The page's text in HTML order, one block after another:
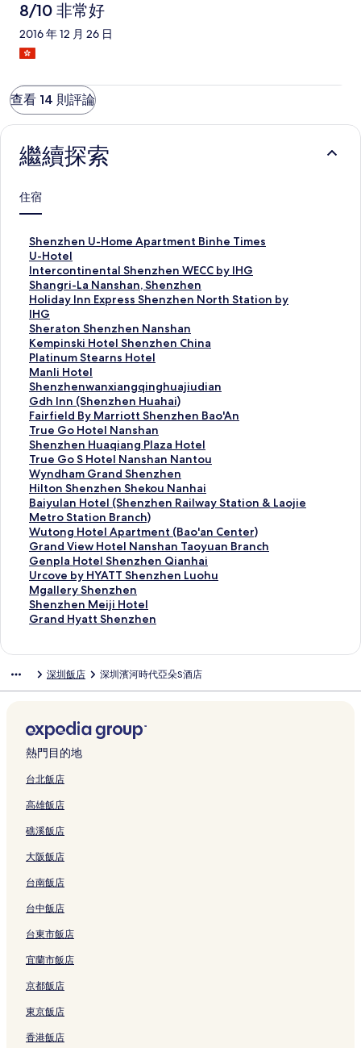
8/10 非常好
2016 年 12 月 26 日
查看 14 則評論
繼續探索
住宿
Shenzhen U-Home Apartment Binhe Times
S
h
e
n
z
h
e
n
U
-
H
o
m
e
A
p
a
r
t
m
e
n
t
B
i
n
h
m
e
連
結
U-Hotel
U
-
H
o
t
e
l
的
連
結
Intercontinental Shenzhen WECC by IHG
I
n
t
e
r
c
o
n
t
i
n
e
n
t
a
l
S
h
e
n
z
h
e
n
W
y
G
的
連
結
Shangri-La Nanshan, Shenzhen
S
h
a
n
g
r
i
-
L
a
N
a
n
s
h
a
n
,
S
h
e
n
z
h
連
結
Holiday Inn Express Shenzhen North Station by
IHG
H
o
l
i
d
a
y
I
n
n
E
x
p
r
e
s
s
S
h
e
n
z
h
r
S
t
a
t
o
b
y
I
H
的
結
Sheraton Shenzhen Nanshan
S
h
e
r
a
t
o
n
S
h
e
n
z
h
e
n
N
a
n
s
h
連
結
Kempinski Hotel Shenzhen China
K
e
m
p
i
n
s
k
i
H
o
t
e
l
S
h
e
n
z
h
i
的
連
結
Platinum Stearns Hotel
P
l
a
t
i
n
u
m
S
t
e
a
r
n
s
H
o
t
e
結
Manli Hotel
M
a
n
l
i
H
o
t
e
l
的
連
結
Shenzhenwanxiangqinghuajiudian
S
h
e
n
z
h
e
n
w
a
n
x
i
a
n
g
q
u
i
u
d
i
n
連
結
Gdh Inn (Shenzhen Huahai)
G
d
h
I
n
n
(
S
h
e
n
z
h
e
n
H
i
連
結
Fairfield By Marriott Shenzhen Bao'An
F
a
i
r
f
i
e
l
d
B
y
M
a
r
r
S
n
z
h
e
B
o
'
A
n
連
True Go Hotel Nanshan
T
r
u
e
G
o
H
o
t
e
l
N
a
n
的
Shenzhen Huaqiang Plaza Hotel
S
h
e
n
z
h
e
n
H
u
a
q
i
l
a
H
o
t
l
連
結
True Go S Hotel Nanshan Nantou
T
r
u
e
G
o
S
H
o
t
e
l
h
N
a
n
t
u
連
結
Wyndham Grand Shenzhen
W
y
n
d
h
a
m
G
r
a
n
n
e
n
的
連
Hilton Shenzhen Shekou Nanhai
H
i
l
t
o
n
S
h
e
n
S
k
o
u
N
n
a
i
的
連
Baiyulan Hotel (Shenzhen Railway Station & Laojie
Metro Station Branch)
B
a
i
y
u
l
a
n
H
(
e
n
z
h
n
a
i
l
w
y
t
a
t
i
o
n
L
Wutong Hotel Apartment (Bao'an Center)
W
u
t
o
n
g
H
A
r
t
m
e
t
B
a
o
'
n
e
n
t
e
r
)
連
Grand View Hotel Nanshan Taoyuan Branch
G
r
a
n
d
V
o
l
N
a
n
h
n
T
a
o
u
n
B
r
a
n
c
的
Genpla Hotel Shenzhen Qianhai
G
e
n
p
l
e
h
e
n
z
e
Q
i
a
n
a
的
連
結
Urcove by HYATT Shenzhen Luohu
U
r
c
o
H
T
T
S
h
n
h
e
n
L
o
u
的
連
結
Mgallery Shenzhen
M
g
a
y
e
n
z
h
n
連
結
Shenzhen Meiji Hotel
S
h
e
e
i
j
i
o
e
l
的
連
Grand Hyatt Shenzhen
G
H
t
t
S
h
n
h
e
n
的
結
深圳飯店 深圳濱河時代亞朵S酒店
熱門目的地
台北飯店
高雄飯店
礁溪飯店
大阪飯店
台南飯店
台中飯店
台東市飯店
宜蘭市飯店
京都飯店
東京飯店
香港飯店